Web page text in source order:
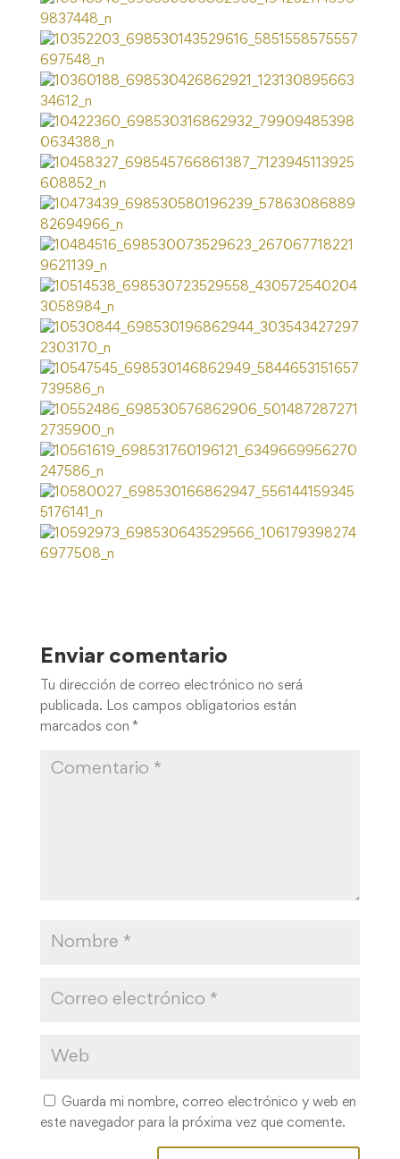
Enviar comentario
Tu dirección de correo electrónico no será
publicada. Los campos obligatorios están
marcados con *
Guarda mi nombre, correo electrónico y web en
este navegador para la próxima vez que comente.